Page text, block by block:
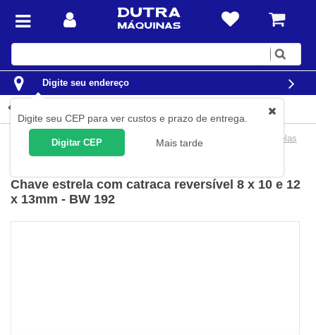
Digite
Digite seu endereço
Digite seu CEP para ver custos e prazo de entrega.
Digitar CEP Mais tarde
Ferramentas Ferramentas Manuais Chaves Chaves Estrelas
Chave estrela com catraca reversível 8 x 10 e 12
x 13mm - BW 192